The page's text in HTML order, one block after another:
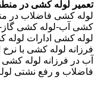
تعمیر لوله کشی در
لوله کشی فاضلاب در
کشی آب-لوله کشی
لوله کشی ادارات
فرزانه لوله کشی با
آب در فرزانه لوله
فاضلاب و رفع نشتی